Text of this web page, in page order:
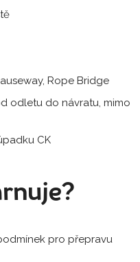
Rope Bridge
odletu do návratu, mimo
CK
pro přepravu